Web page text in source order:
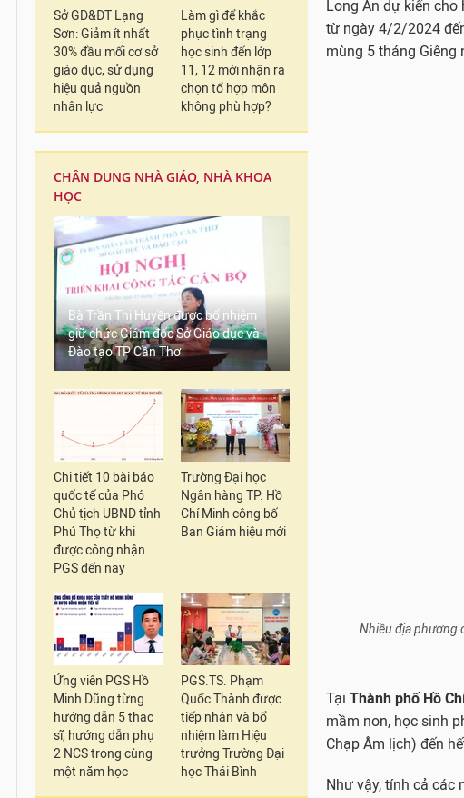
Sở GD&ĐT Lạng
Sơn: Giảm ít nhất
30% đầu mối cơ sở
giáo dục, sử dụng
hiệu quả nguồn
nhân lực
Làm gì để khắc
phục tình trạng
học sinh đến lớp
11, 12 mới nhận ra
chọn tổ hợp môn
không phù hợp?
CHÂN DUNG NHÀ GIÁO, NHÀ KHOA
HỌC
Bà Trần Thị Huyền được bổ nhiệm
giữ chức Giám đốc Sở Giáo dục và
Đào tạo TP Cần Thơ
Chi tiết 10 bài báo
quốc tế của Phó
Chủ tịch UBND tỉnh
Phú Thọ từ khi
được công nhận
PGS đến nay
Trường Đại học
Ngân hàng TP. Hồ
Chí Minh công bố
Ban Giám hiệu mới
Ứng viên PGS Hồ
Minh Dũng từng
hướng dẫn 5 thạc
sĩ, hướng dẫn phụ
2 NCS trong cùng
một năm học
PGS.TS. Phạm
Quốc Thành được
tiếp nhận và bổ
nhiệm làm Hiệu
trưởng Trường Đại
học Thái Bình
Long An dự kiến cho
từ ngày 4/2/2024
mùng 5 tháng Giêng
tổng số 15 – 16
của Luật Lao động
tỉnh Yên Bái.
Mão) đến hết ngày